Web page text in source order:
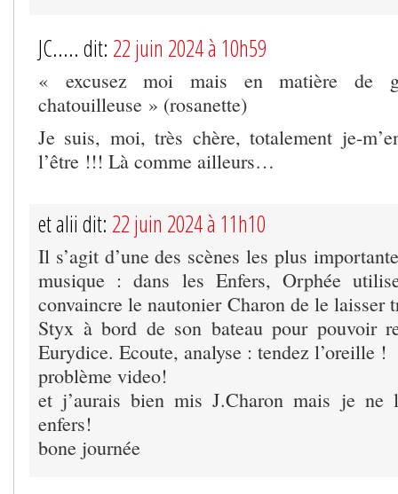
JC..... dit: 22 juin 2024 à 10h59
« excusez moi mais en matière de
chatouilleuse » (rosanette)
Je suis, moi, très chère, totalement je-
l’être !!! Là comme ailleurs…
et alii dit: 22 juin 2024 à 11h10
Il s’agit d’une des scènes les plus
musique : dans les Enfers, Orphée
convaincre le nautonier Charon de le laisser
Styx à bord de son bateau pour pouvoir
Eurydice. Ecoute, analyse : tendez l’oreille !
problème video!
et j’aurais bien mis J.Charon mais je ne
enfers!
bone journée